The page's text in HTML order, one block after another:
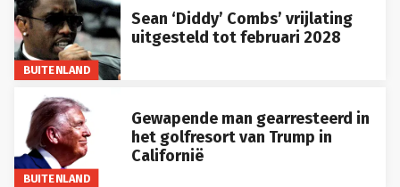
BUITENLAND
Sean ‘Diddy’ Combs’ vrijlating
uitgesteld tot februari 2028
BUITENLAND
Gewapende man gearresteerd in
het golfresort van Trump in
Californië